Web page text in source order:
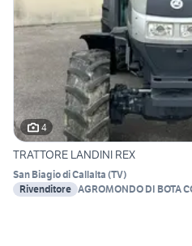
4
TRATTORE LANDINI REX
San Biagio di Callalta (TV)
Rivenditore AGROMONDO DI BOTA